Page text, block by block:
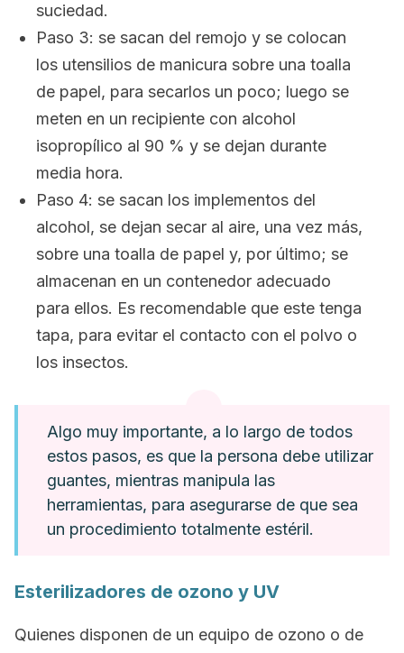
suciedad.
Paso 3: se sacan del remojo y se colocan
los utensilios de manicura sobre una toalla
de papel, para secarlos un poco; luego se
meten en un recipiente con alcohol
isopropílico al 90 % y se dejan durante
media hora.
Paso 4: se sacan los implementos del
alcohol, se dejan secar al aire, una vez más,
sobre una toalla de papel y, por último; se
almacenan en un contenedor adecuado
para ellos. Es recomendable que este tenga
tapa, para evitar el contacto con el polvo o
los insectos.
Algo muy importante, a lo largo de todos
estos pasos, es que la persona debe utilizar
guantes, mientras manipula las
herramientas, para asegurarse de que sea
un procedimiento totalmente estéril.
Esterilizadores de ozono y UV
Quienes disponen de un equipo de ozono o de